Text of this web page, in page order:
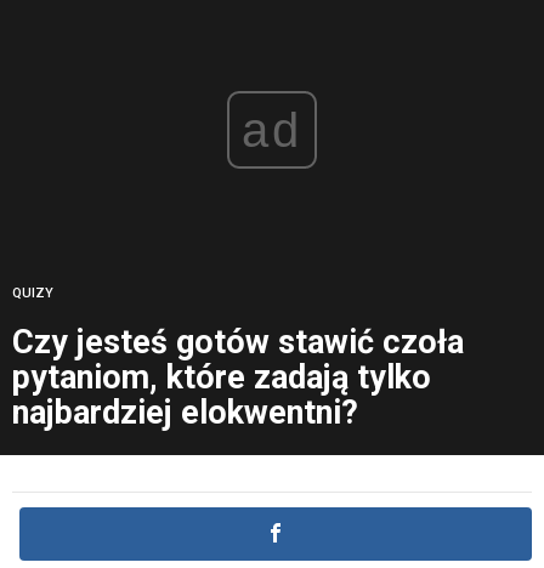
ad
QUIZY
Czy jesteś gotów stawić czoła
pytaniom, które zadają tylko
najbardziej elokwentni?